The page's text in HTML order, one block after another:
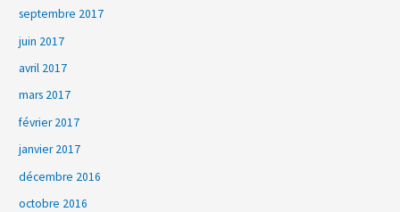
septembre 2017
juin 2017
avril 2017
mars 2017
février 2017
janvier 2017
décembre 2016
octobre 2016